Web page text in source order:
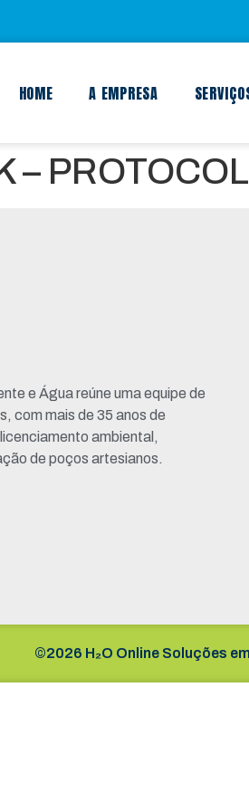
HOME A EMPRESA
–
e Água reúne uma equipe de
com mais de 35 anos de
ambiental,
de poços artesianos.
©2026 H₂O Online Soluções